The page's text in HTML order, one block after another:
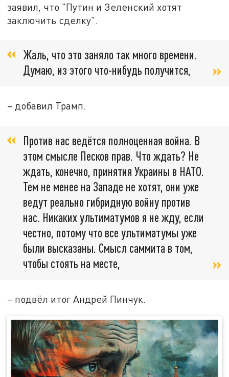
заявил, что "Путин и Зеленский хотят
заключить сделку".
Жаль, что это заняло так много времени.
Думаю, из этого что-нибудь получится,
– добавил Трамп.
Против нас ведётся полноценная война. В
этом смысле Песков прав. Что ждать? Не
ждать, конечно, принятия Украины в НАТО.
Тем не менее на Западе не хотят, они уже
ведут реально гибридную войну против
нас. Никаких ультиматумов я не жду, если
честно, потому что все ультиматумы уже
были высказаны. Смысл саммита в том,
чтобы стоять на месте,
– подвёл итог Андрей Пинчук.